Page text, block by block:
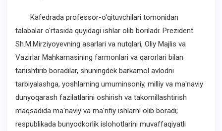
Kafedrada professor-o'qituvchilari tomonidan
talabalar o'rtasida quyidagi ishlar olib boriladi: Prezident
Sh.M.Mirziyoyevning asarlari va nutqlari, Oliy Majlis va
Vazirlar Mahkamasining farmonlari va qarorlari bilan
tanishtirib boradilar, shuningdek barkamol avlodni
tarbiyalashga, yoshlarning umuminsoniy, milliy va ma'naviy
dunyoqarash fazilatlarini oshirish va takomillashtirish
maqsadida ma'naviy va ma'rifiy ishlarni olib boradi;
respublikada bunyodkorlik islohotlarini muvaffaqiyatli